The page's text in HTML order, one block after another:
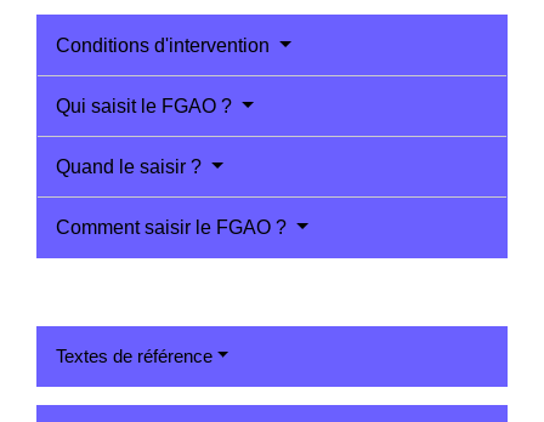
Conditions d'intervention
Qui saisit le FGAO ?
Quand le saisir ?
Comment saisir le FGAO ?
Textes de référence